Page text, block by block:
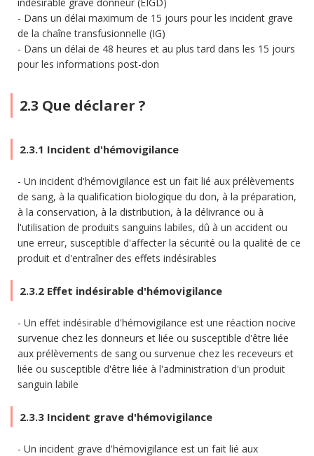
Dans un délai maximum de 15 jours pour les incident grave
de la chaîne transfusionnelle (IG)
Dans un délai de 48 heures et au plus tard dans les 15 jours
pour les informations post-don
2.3 Que déclarer ?
2.3.1 Incident d'hémovigilance
Un incident d'hémovigilance est un fait lié aux prélèvements
de sang, à la qualification biologique du don, à la préparation,
à la conservation, à la distribution, à la délivrance ou à
l'utilisation de produits sanguins labiles, dû à un accident ou
une erreur, susceptible d'affecter la sécurité ou la qualité de ce
produit et d'entraîner des effets indésirables
2.3.2 Effet indésirable d'hémovigilance
Un effet indésirable d'hémovigilance est une réaction nocive
survenue chez les donneurs et liée ou susceptible d'être liée
aux prélèvements de sang ou survenue chez les receveurs et
liée ou susceptible d'être liée à l'administration d'un produit
sanguin labile
2.3.3 Incident grave d'hémovigilance
Un incident grave d'hémovigilance est un fait lié aux